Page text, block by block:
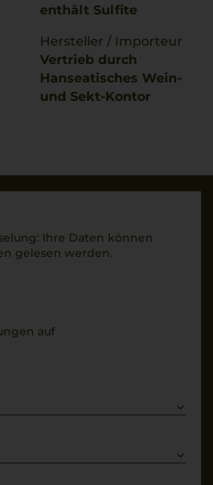
enthält Sulfite
Hersteller / Importeur
Vertrieb durch
Hanseatisches Wein-
und Sekt-Kontor
Füllmenge
Ihre Daten können
gelesen werden.
auf